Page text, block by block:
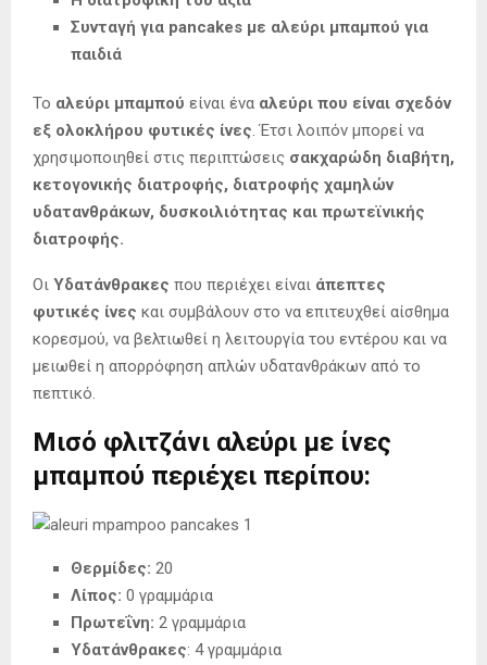
Συνταγή για pancakes με αλεύρι μπαμπού για
παιδιά
Το αλεύρι μπαμπού είναι ένα αλεύρι που είναι σχεδόν
εξ ολοκλήρου φυτικές ίνες. Έτσι λοιπόν μπορεί να
χρησιμοποιηθεί στις περιπτώσεις σακχαρώδη διαβήτη,
κετογονικής διατροφής, διατροφής χαμηλών
υδατανθράκων, δυσκοιλιότητας και πρωτεϊνικής
διατροφής.
Οι Υδατάνθρακες που περιέχει είναι άπεπτες
φυτικές ίνες και συμβάλουν στο να επιτευχθεί αίσθημα
κορεσμού, να βελτιωθεί η λειτουργία του εντέρου και να
μειωθεί η απορρόφηση απλών υδατανθράκων από το
πεπτικό.
Μισό φλιτζάνι αλεύρι με ίνες
μπαμπού περιέχει περίπου:
Θερμίδες: 20
Λίπος: 0 γραμμάρια
Πρωτεΐνη: 2 γραμμάρια
Υδατάνθρακες: 4 γραμμάρια